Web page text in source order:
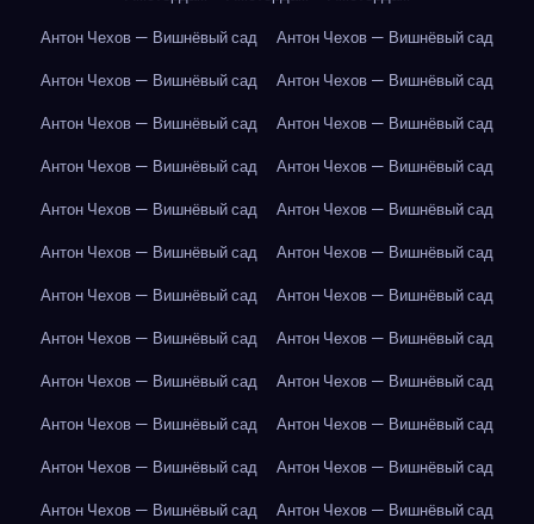
Антон Чехов — Вишнёвый сад
Антон Чехов — Вишнёвый сад
Антон Чехов — Вишнёвый сад
Антон Чехов — Вишнёвый сад
Антон Чехов — Вишнёвый сад
Антон Чехов — Вишнёвый сад
Антон Чехов — Вишнёвый сад
Антон Чехов — Вишнёвый сад
Антон Чехов — Вишнёвый сад
Антон Чехов — Вишнёвый сад
Антон Чехов — Вишнёвый сад
Антон Чехов — Вишнёвый сад
Антон Чехов — Вишнёвый сад
Антон Чехов — Вишнёвый сад
Антон Чехов — Вишнёвый сад
Антон Чехов — Вишнёвый сад
Антон Чехов — Вишнёвый сад
Антон Чехов — Вишнёвый сад
Антон Чехов — Вишнёвый сад
Антон Чехов — Вишнёвый сад
Антон Чехов — Вишнёвый сад
Антон Чехов — Вишнёвый сад
Антон Чехов — Вишнёвый сад
Антон Чехов — Вишнёвый сад